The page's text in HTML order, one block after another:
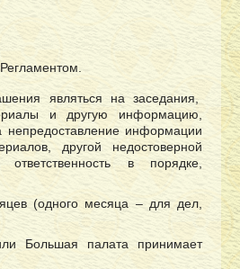
являться на заседания,
и другую информацию,
непредоставление информации
другой недостоверной
ответственность в порядке,
(одного месяца – для дел,
Большая палата принимает